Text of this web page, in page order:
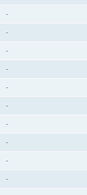
-
-
-
-
-
-
-
-
-
-